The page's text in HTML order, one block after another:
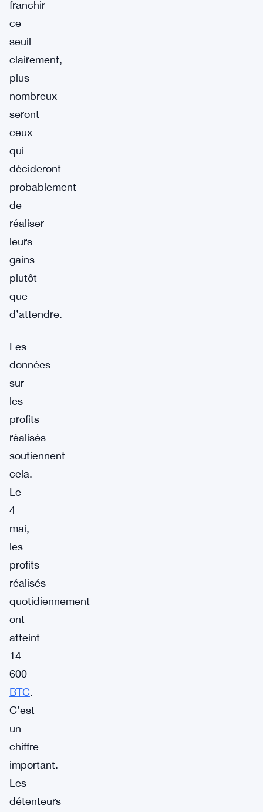
franchir
ce
seuil
clairement,
plus
nombreux
seront
ceux
qui
décideront
probablement
de
réaliser
leurs
gains
plutôt
que
d’attendre.
Les
données
sur
les
profits
réalisés
soutiennent
cela.
Le
4
mai,
les
profits
réalisés
quotidiennement
ont
atteint
14
600
BTC.
C’est
un
chiffre
important.
Les
détenteurs